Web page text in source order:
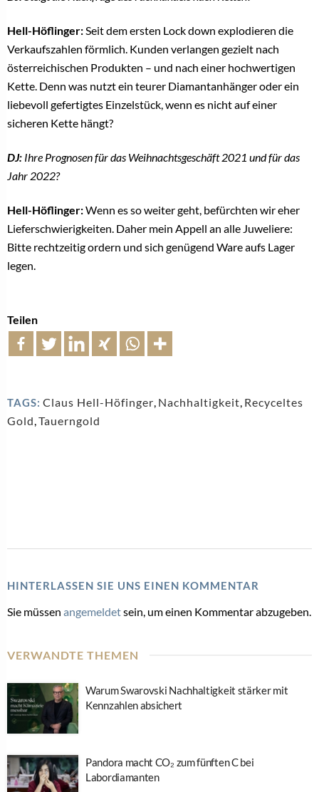
Hell-Höflinger:Seit dem ersten Lock down explodieren die
Verkaufszahlen förmlich. Kunden verlangen gezielt nach
österreichischen Produkten – und nach einer hochwertigen
Kette. Denn was nutzt ein teurer Diamantanhänger oder ein
liebevoll gefertigtes Einzelstück, wenn es nicht auf einer
sicheren Kette hängt?
DJ: Ihre Prognosen für das Weihnachtsgeschäft 2021 und für das
Jahr 2022?
Hell-Höflinger:Wenn es so weiter geht, befürchten wir eher
Lieferschwierigkeiten. Daher mein Appell an alle Juweliere:
Bitte rechtzeitig ordern und sich genügend Ware aufs Lager
legen.
Teilen
TAGS: Claus Hell-Höfinger, Nachhaltigkeit, Recyceltes
Gold,Tauerngold
HINTERLASSEN SIE UNS EINEN KOMMENTAR
Sie müssen angemeldetsein, um einen Kommentar abzugeben.
VERWANDTE THEMEN
Warum Swarovski Nachhaltigkeit stärker mit
Kennzahlen absichert
Pandora macht CO₂ zum fünften C bei
Labordiamanten